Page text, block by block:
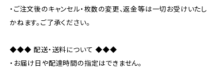
・ご注文後のキャンセル・枚数の変更、返金等は一切お受けいたし
かねます。ご了承ください。
◆◆◆ 配送・送料について ◆◆◆
・お届け日や配達時間の指定はできません。